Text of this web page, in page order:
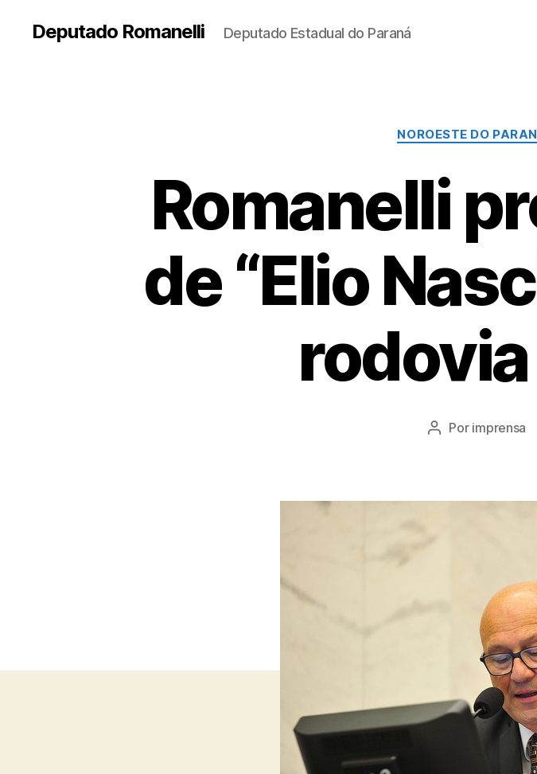
Deputado Romanelli Deputado Estadual do Paraná
NOROESTE DO
Romanelli
de “Elio
Autor
Por imprensa